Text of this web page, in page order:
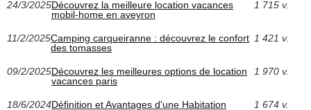
24/3/2025Découvrez la meilleure location vacances
mobil-home en aveyron
1 715 v.
11/2/2025Camping carqueiranne : découvrez le confort
des tomasses
1 421 v.
09/2/2025Découvrez les meilleures options de location
vacances paris
1 970 v.
18/6/2024Définition et Avantages d'une Habitation
1 674 v.